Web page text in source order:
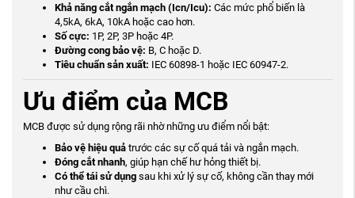
Khả năng cắt ngắn mạch (Icn/Icu): Các mức phổ biến là
4,5kA, 6kA, 10kA hoặc cao hơn.
Số cực: 1P, 2P, 3P hoặc 4P.
Đường cong bảo vệ: B, C hoặc D.
Tiêu chuẩn sản xuất: IEC 60898-1 hoặc IEC 60947-2.
Ưu điểm của MCB
MCB được sử dụng rộng rãi nhờ những ưu điểm nổi bật:
Bảo vệ hiệu quảtrước các sự cố quá tải và ngắn mạch.
Đóng cắt nhanh, giúp hạn chế hư hỏng thiết bị.
Có thể tái sử dụngsau khi xử lý sự cố, không cần thay mới
như cầu chì.